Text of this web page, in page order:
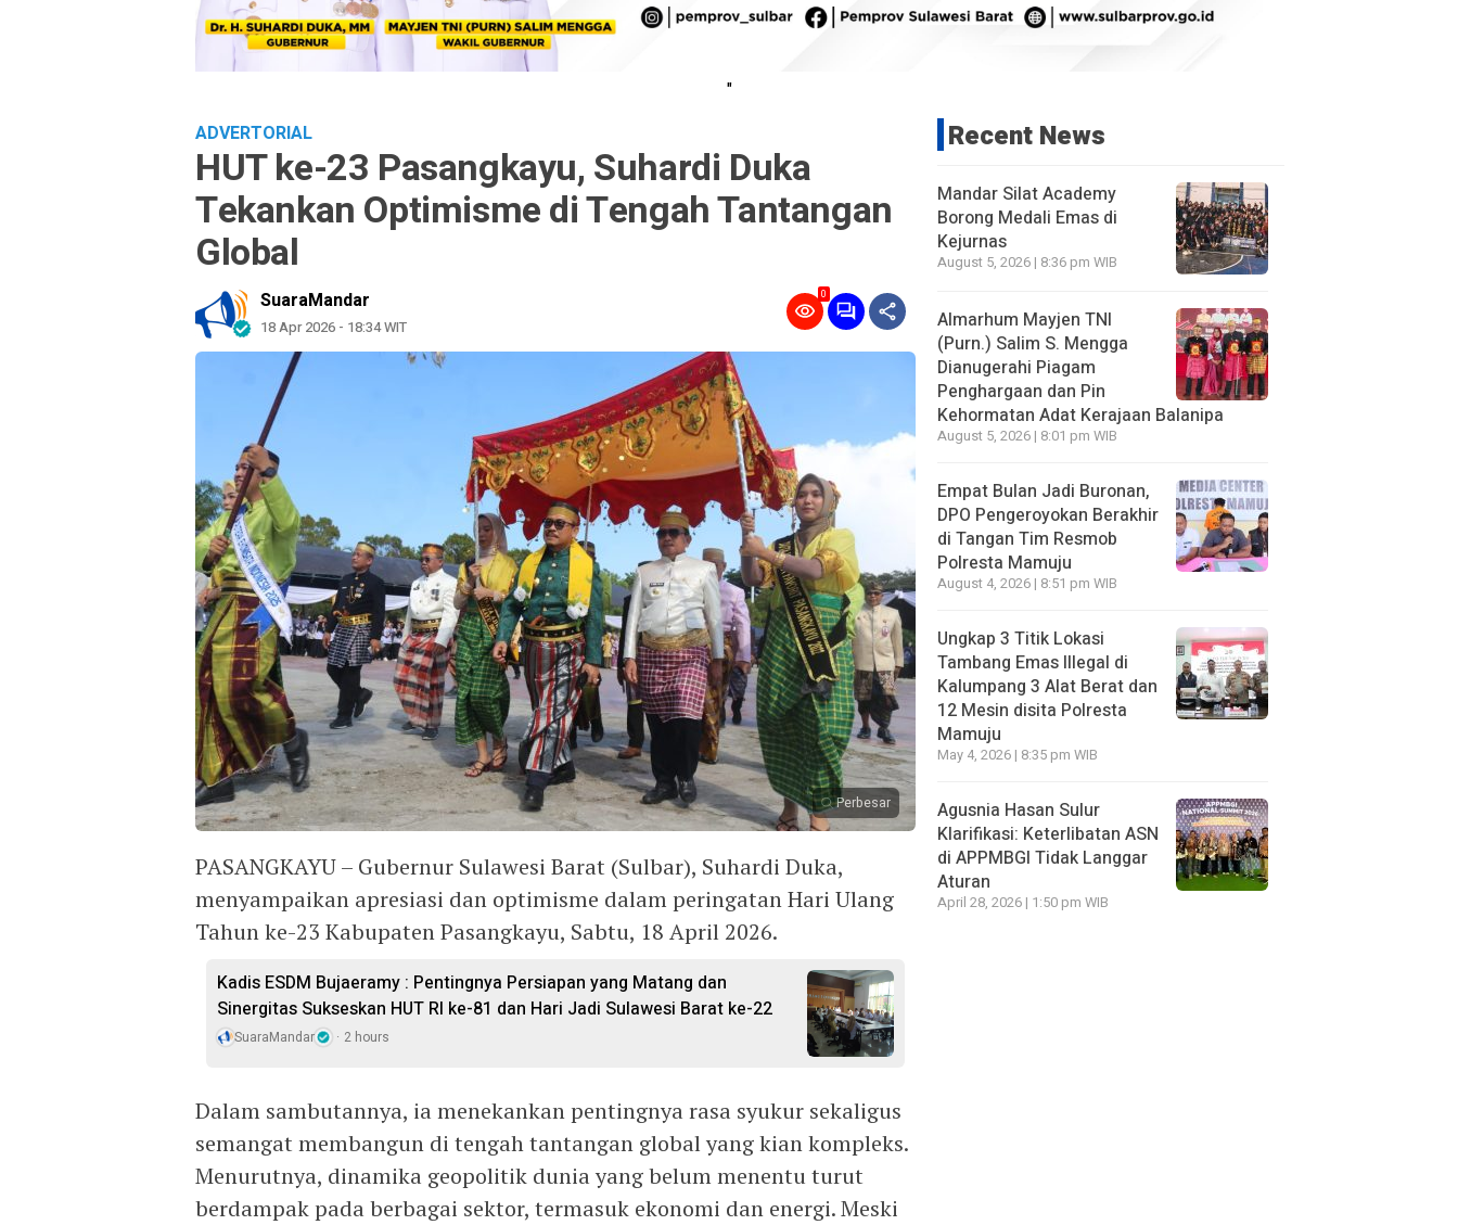
"
ADVERTORIAL
HUT ke-23 Pasangkayu, Suhardi Duka
Tekankan Optimisme di Tengah Tantangan
Global
SuaraMandar
18 Apr 2026 - 18:34 WIT
0
Perbesar
PASANGKAYU – Gubernur Sulawesi Barat (Sulbar), Suhardi Duka,
menyampaikan apresiasi dan optimisme dalam peringatan Hari Ulang
Tahun ke-23 Kabupaten Pasangkayu, Sabtu, 18 April 2026.
Kadis ESDM Bujaeramy : Pentingnya Persiapan yang Matang dan
Sinergitas Sukseskan HUT RI ke-81 dan Hari Jadi Sulawesi Barat ke-22
SuaraMandar 2 hours
Dalam sambutannya, ia menekankan pentingnya rasa syukur sekaligus
semangat membangun di tengah tantangan global yang kian kompleks.
Menurutnya, dinamika geopolitik dunia yang belum menentu turut
berdampak pada berbagai sektor, termasuk ekonomi dan energi. Meski
Recent News
Mandar Silat Academy
Borong Medali Emas di
Kejurnas
August 5, 2026 | 8:36 pm WIB
Almarhum Mayjen TNI
(Purn.) Salim S. Mengga
Dianugerahi Piagam
Penghargaan dan Pin
Kehormatan Adat Kerajaan Balanipa
August 5, 2026 | 8:01 pm WIB
Empat Bulan Jadi Buronan,
DPO Pengeroyokan Berakhir
di Tangan Tim Resmob
Polresta Mamuju
August 4, 2026 | 8:51 pm WIB
Ungkap 3 Titik Lokasi
Tambang Emas Illegal di
Kalumpang 3 Alat Berat dan
12 Mesin disita Polresta
Mamuju
May 4, 2026 | 8:35 pm WIB
Agusnia Hasan Sulur
Klarifikasi: Keterlibatan ASN
di APPMBGI Tidak Langgar
Aturan
April 28, 2026 | 1:50 pm WIB